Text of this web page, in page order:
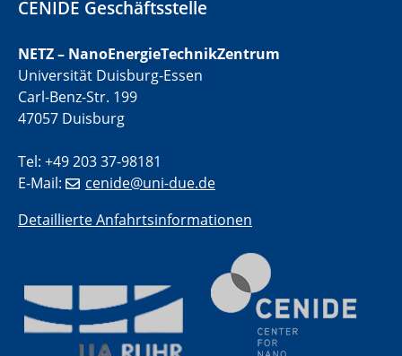
CENIDE Geschäftsstelle
NETZ – NanoEnergieTechnikZentrum
Universität Duisburg-Essen
Carl-Benz-Str. 199
47057 Duisburg
Tel: +49 203 37-98181
E-Mail:
cenide@uni-due.de
Detaillierte Anfahrtsinformationen